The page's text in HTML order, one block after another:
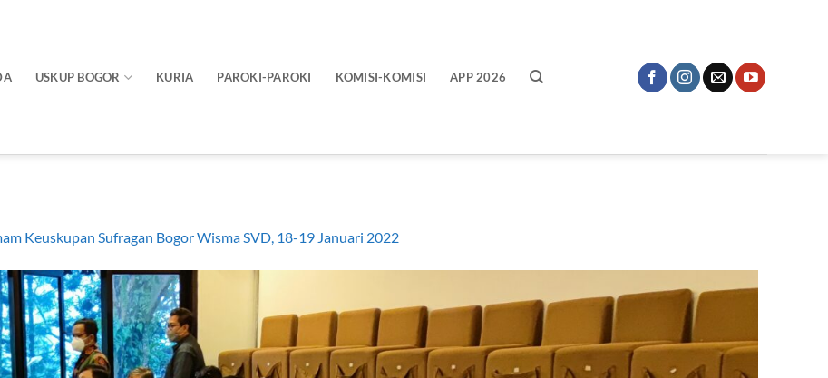
USKUP BOGOR KURIA PAROKI-PAROKI KOMISI-KOMISI APP 2026
Keuskupan Sufragan Bogor Wisma SVD, 18-19 Januari 2022